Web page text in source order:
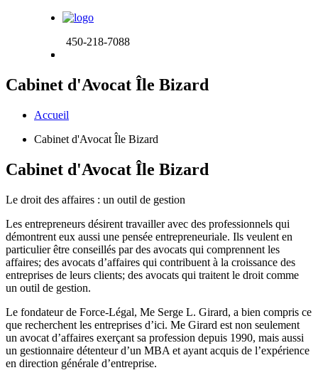
450-218-7088
Cabinet d'Avocat Île Bizard
Accueil
Cabinet d'Avocat Île Bizard
Cabinet d'Avocat Île Bizard
Le droit des affaires : un outil de gestion
Les entrepreneurs désirent travailler avec des professionnels qui
démontrent eux aussi une pensée entrepreneuriale. Ils veulent en
particulier être conseillés par des avocats qui comprennent les
affaires; des avocats d’affaires qui contribuent à la croissance des
entreprises de leurs clients; des avocats qui traitent le droit comme
un outil de gestion.
Le fondateur de Force-Légal, Me Serge L. Girard, a bien compris ce
que recherchent les entreprises d’ici. Me Girard est non seulement
un avocat d’affaires exerçant sa profession depuis 1990, mais aussi
un gestionnaire détenteur d’un MBA et ayant acquis de l’expérience
en direction générale d’entreprise.